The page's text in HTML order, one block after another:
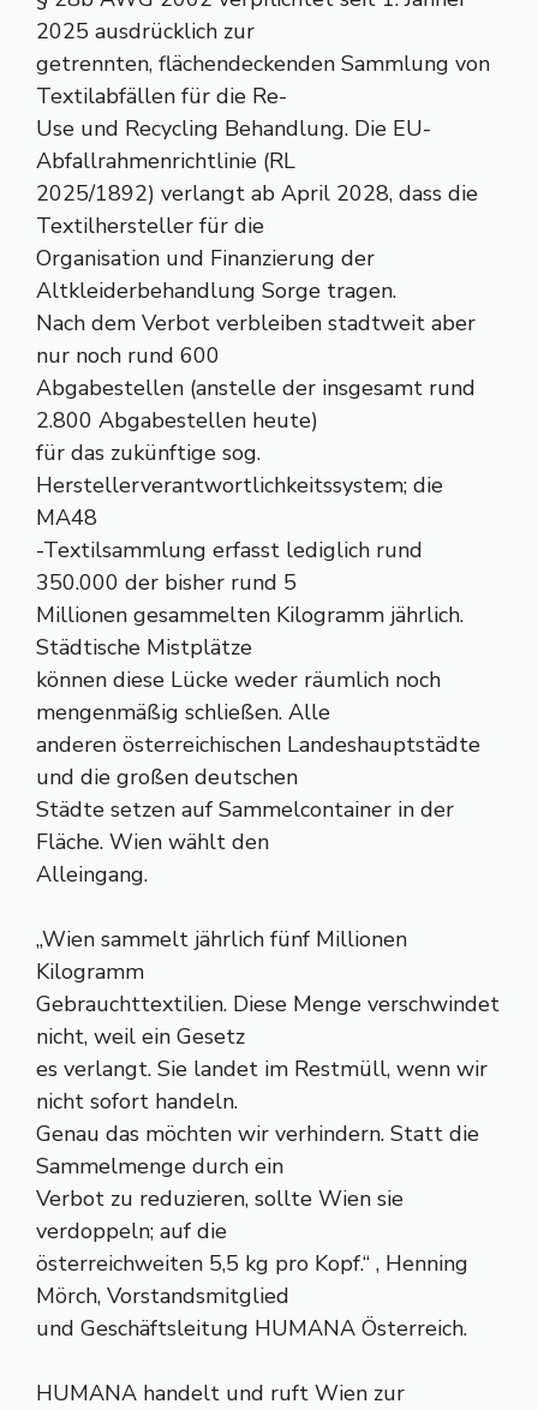
2025 ausdrücklich zur
getrennten, flächendeckenden Sammlung von
Textilabfällen für die Re-
Use und Recycling Behandlung. Die EU-
Abfallrahmenrichtlinie (RL
2025/1892) verlangt ab April 2028, dass die
Textilhersteller für die
Organisation und Finanzierung der
Altkleiderbehandlung Sorge tragen.
Nach dem Verbot verbleiben stadtweit aber
nur noch rund 600
Abgabestellen (anstelle der insgesamt rund
2.800 Abgabestellen heute)
für das zukünftige sog.
Herstellerverantwortlichkeitssystem; die
MA48
-Textilsammlung erfasst lediglich rund
350.000 der bisher rund 5
Millionen gesammelten Kilogramm jährlich.
Städtische Mistplätze
können diese Lücke weder räumlich noch
mengenmäßig schließen. Alle
anderen österreichischen Landeshauptstädte
und die großen deutschen
Städte setzen auf Sammelcontainer in der
Fläche. Wien wählt den
Alleingang.
„Wien sammelt jährlich fünf Millionen
Kilogramm
Gebrauchttextilien. Diese Menge verschwindet
nicht, weil ein Gesetz
es verlangt. Sie landet im Restmüll, wenn wir
nicht sofort handeln.
Genau das möchten wir verhindern. Statt die
Sammelmenge durch ein
Verbot zu reduzieren, sollte Wien sie
verdoppeln; auf die
österreichweiten 5,5 kg pro Kopf.“ , Henning
Mörch, Vorstandsmitglied
und Geschäftsleitung HUMANA Österreich.
HUMANA handelt und ruft Wien zur